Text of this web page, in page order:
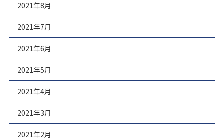
2021年8月
2021年7月
2021年6月
2021年5月
2021年4月
2021年3月
2021年2月